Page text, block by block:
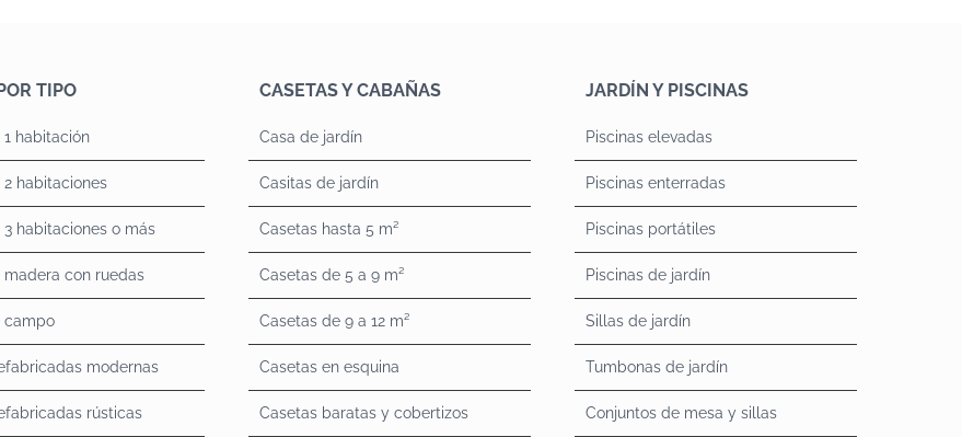
TIPO
1 habitación
2 habitaciones
3 habitaciones o más
madera con ruedas
campo
modernas
rústicas
CASETAS Y CABAÑAS
Casa de jardín
Casitas de jardín
Casetas hasta 5 m²
Casetas de 5 a 9 m²
Casetas de 9 a 12 m²
Casetas en esquina
Casetas baratas y cobertizos
JARDÍN Y PISCINAS
Piscinas elevadas
Piscinas enterradas
Piscinas portátiles
Piscinas de jardín
Sillas de jardín
Tumbonas de jardín
Conjuntos de mesa y sillas